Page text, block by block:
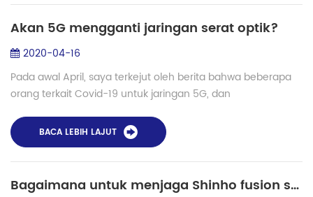
Akan 5G mengganti jaringan serat optik?
2020-04-16
Pada awal April, saya terkejut oleh berita bahwa beberapa
orang terkait Covid-19 untuk jaringan 5G, dan
jaringan 5G menyebabkan Covid-19, atau gejala...
BACA LEBIH LAJUT
Bagaimana untuk menjaga Shinho fusion splicer ?